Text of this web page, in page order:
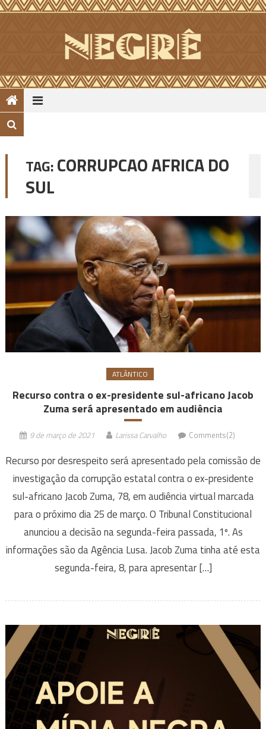
Skip
TAG:CORRUPCAO AFRICA DO
SUL
ATLÂNTICO
Recurso contra o ex-presidente sul-africano Jacob
Zuma será apresentado em audiência
9 de março de 2021 Larissa Carvalho Comments(2)
Recurso por desrespeito será apresentado pela comissão de
investigação da corrupção estatal contra o ex-presidente
sul-africano Jacob Zuma, 78, em audiência virtual marcada
para o próximo dia 25 de março. O Tribunal Constitucional
anunciou a decisão na segunda-feira passada, 1º. As
informações são da Agência Lusa. Jacob Zuma tinha até esta
segunda-feira, 8, para apresentar […]